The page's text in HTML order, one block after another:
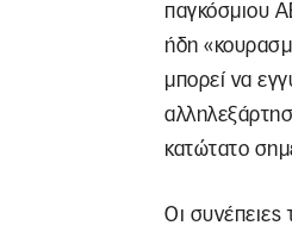
παγκόσμιου
ήδη
μπορεί να
κατώτατο
Οι συνέπειες